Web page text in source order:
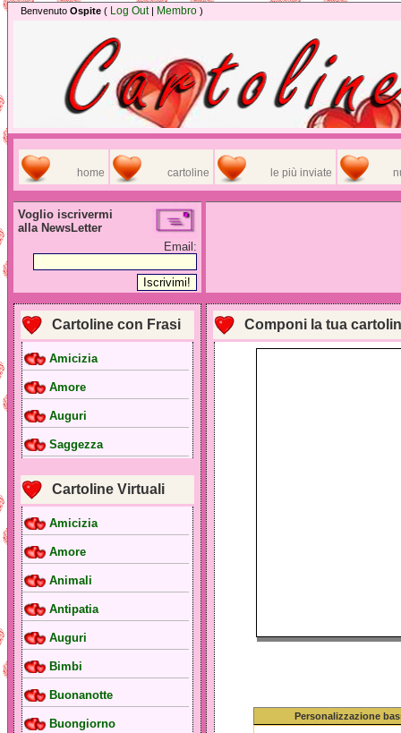
Benvenuto Ospite ( Log Out| Membro )
home cartoline le più inviate
Voglio iscrivermi
alla NewsLetter
Email:
Cartoline con Frasi
Amicizia
Amore
Auguri
Saggezza
Cartoline Virtuali
Amicizia
Amore
Animali
Antipatia
Auguri
Bimbi
Buonanotte
Buongiorno
Componi la tua
Personalizzazione